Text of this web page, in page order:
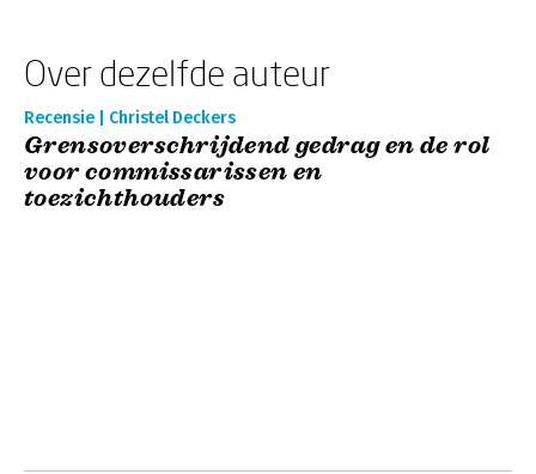
Over dezelfde auteur
Recensie | Christel Deckers
Grensoverschrijdend gedrag en de rol
voor commissarissen en
toezichthouders